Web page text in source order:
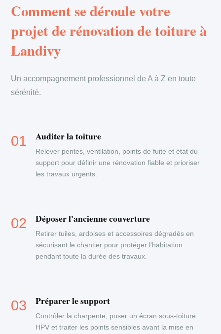
Comment se déroule votre
projet de rénovation de toiture à
Landivy
Un accompagnement professionnel de A à Z en toute
sérénité.
Auditer la toiture
Relever pentes, ventilation, points de fuite et état du
support pour définir une rénovation fiable et prioriser
les travaux urgents.
Déposer l'ancienne couverture
Retirer tuiles, ardoises et accessoires dégradés en
sécurisant le chantier pour protéger l'habitation
pendant toute la durée des travaux.
Préparer le support
Contrôler la charpente, poser un écran sous-toiture
HPV et traiter les points sensibles avant la mise en